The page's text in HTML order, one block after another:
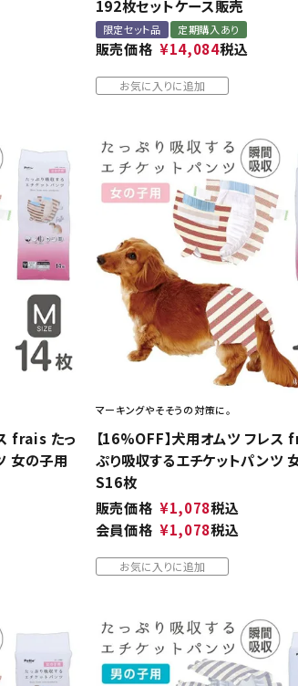
192枚セットケース販売
限定セット品 定期購入あり
販売価格 ¥14,084税込
お気に入りに追加
frais たっ
女の子用
マーキングやそそうの対策に。
【16%OFF】犬用オムツ フレス
ぷり吸収するエチケットパンツ
S16枚
販売価格 ¥1,078税込
会員価格 ¥1,078税込
お気に入りに追加